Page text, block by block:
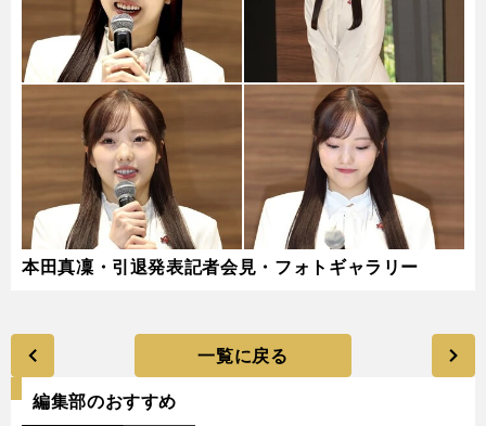
本田真凜・引退発表記者会見・フォトギャラリー
一覧に戻る
編集部のおすすめ